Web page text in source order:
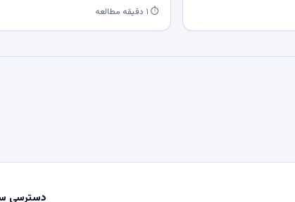
⏱ ۱ دقیقه مطالعه
دسترسی